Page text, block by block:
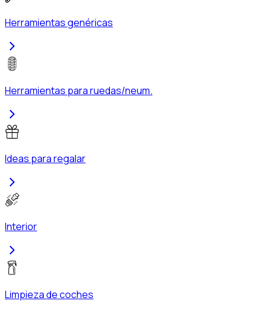
Herramientas genéricas
Herramientas para ruedas/neum.
Ideas para regalar
Interior
Limpieza de coches